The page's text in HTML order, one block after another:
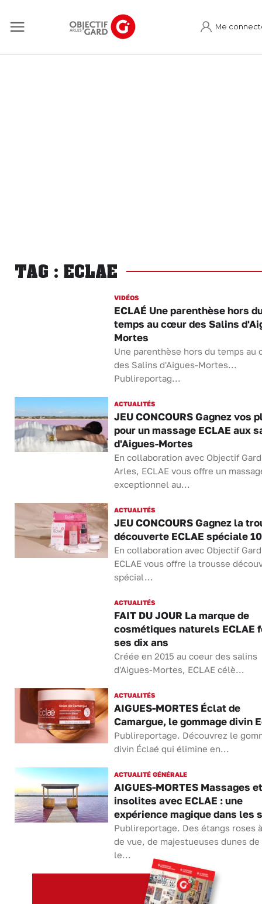
Me
TAG : ECLAE
VIDÉOS
ECLAÉ Une parenthèse hors
temps au cœur des Salins
Mortes
Une parenthèse hors du temps au
des Salins d'Aigues-Mortes...
Publireportag...
ACTUALITÉS
JEU CONCOURS Gagnez vos
pour un massage ECLAE aux
d'Aigues-Mortes
En collaboration avec Objectif
Arles, ECLAE vous offre un
exceptionnel au...
ACTUALITÉS
JEU CONCOURS Gagnez la
découverte ECLAE spéciale
En collaboration avec Objectif
ECLAE vous offre la trousse
spécial...
ACTUALITÉS
FAIT DU JOUR La marque de
cosmétiques naturels ECLAE
ses dix ans
Créée en 2015 au coeur des salins
d'Aigues-Mortes, ECLAE célè...
ACTUALITÉS
AIGUES-MORTES Éclat de
Camargue, le gommage divin
Publireportage. Découvrez le
divin Éclaé qui élimine en...
ACTUALITÉ GÉNÉRALE
AIGUES-MORTES Massages
insolites avec ECLAE : une
expérience magique dans les
Publireportage. Des étangs roses
de vue, de majestueuses dunes
le...